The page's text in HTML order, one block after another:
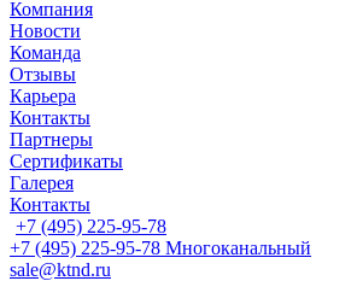
Компания
Новости
Команда
Отзывы
Карьера
Контакты
Партнеры
Сертификаты
Галерея
Контакты
+7 (495) 225-95-78
+7 (495) 225-95-78 Многоканальный
sale@ktnd.ru